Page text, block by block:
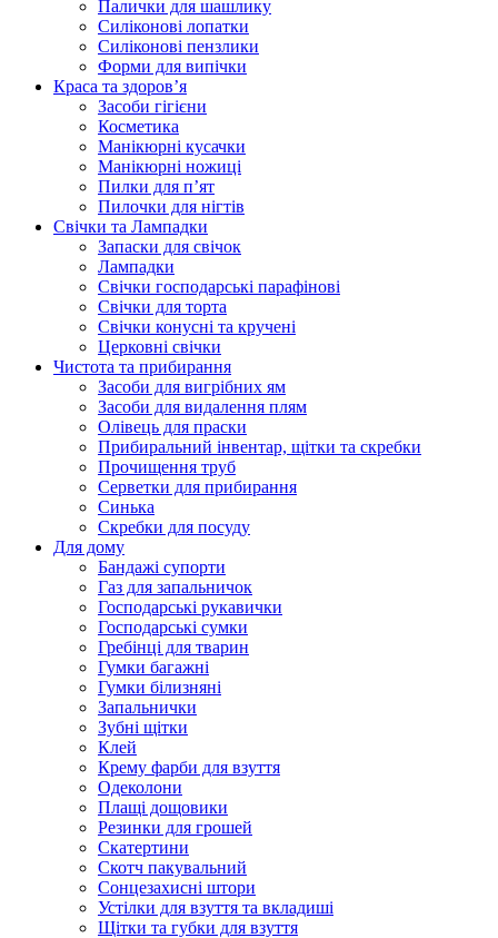
Палички для шашлику
Силіконові лопатки
Силіконові пензлики
Форми для випічки
Краса та здоров’я
Засоби гігієни
Косметика
Манікюрні кусачки
Манікюрні ножиці
Пилки для п’ят
Пилочки для нігтів
Свічки та Лампадки
Запаски для свічок
Лампадки
Свічки господарські парафінові
Свічки для торта
Свічки конусні та кручені
Церковні свічки
Чистота та прибирання
Засоби для вигрібних ям
Засоби для видалення плям
Олівець для праски
Прибиральний інвентар, щітки та скребки
Прочищення труб
Серветки для прибирання
Синька
Скребки для посуду
Для дому
Бандажі супорти
Газ для запальничок
Господарські рукавички
Господарські сумки
Гребінці для тварин
Гумки багажні
Гумки білизняні
Запальнички
Зубні щітки
Клей
Крему фарби для взуття
Одеколони
Плащі дощовики
Резинки для грошей
Скатертини
Скотч пакувальний
Сонцезахисні штори
Устілки для взуття та вкладиші
Щітки та губки для взуття